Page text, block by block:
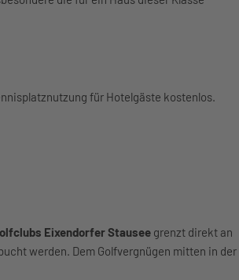
für Hotelgäste kostenlos.
Eixendorfer Stausee grenzt direkt an
werden. Dem Golfvergnügen mitten in der